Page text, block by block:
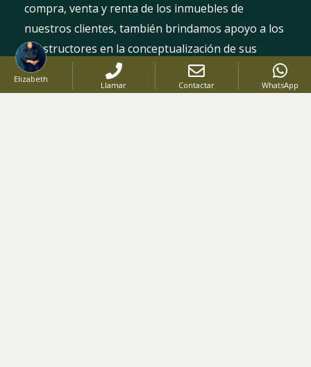
Elizabeth
Llamar Contactar WhatsApp
compra, venta y renta de los inmuebles de
nuestros clientes, también brindamos apoyo a los
constructores en la conceptualización de sus
proyectos y en todo el proceso de venta.